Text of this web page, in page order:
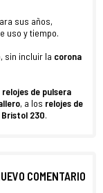
sus años,
uso y tiempo.
sin incluir la corona
relojes de pulsera
, a los relojes de
230.
COMENTARIO